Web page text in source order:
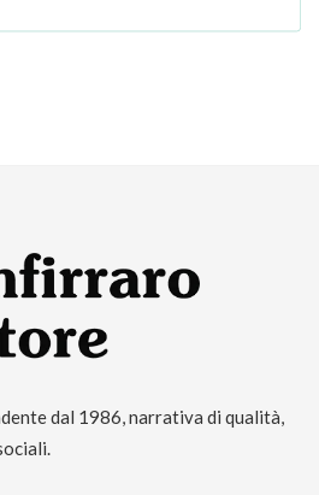
dal 1986, narrativa di qualità,